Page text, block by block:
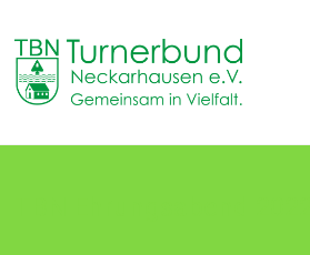
content
TB
Neckarhausen